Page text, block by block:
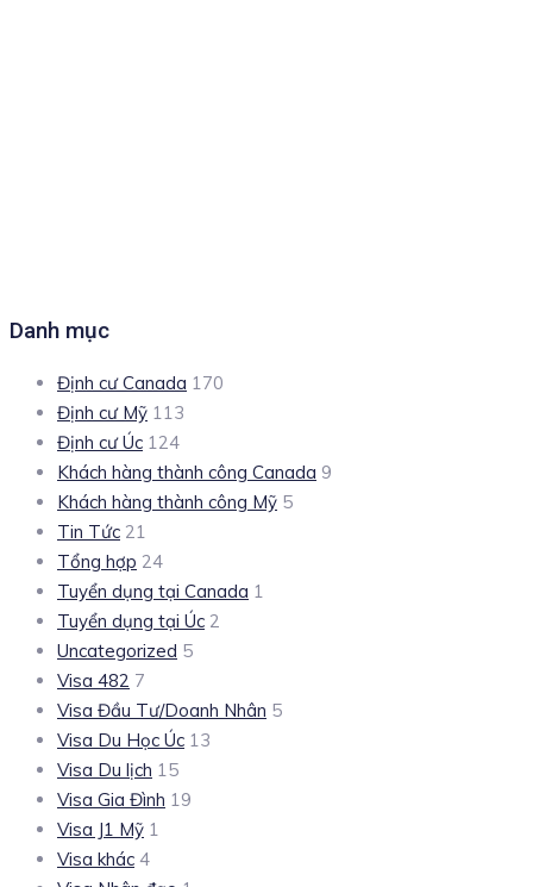
Danh mục
Định cư Canada 170
Định cư Mỹ 113
Định cư Úc 124
Khách hàng thành công Canada 9
Khách hàng thành công Mỹ 5
Tin Tức 21
Tổng hợp 24
Tuyển dụng tại Canada 1
Tuyển dụng tại Úc 2
Uncategorized 5
Visa 482 7
Visa Đầu Tư/Doanh Nhân 5
Visa Du Học Úc 13
Visa Du lịch 15
Visa Gia Đình 19
Visa J1 Mỹ 1
Visa khác 4